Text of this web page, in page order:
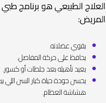
العلاج الطبيعي هو
المريض:
يقوي عضلاته.
يحافظ على حركة المفاصل.
يعيد تأهيله بعد جلطات أو كسور.
يحسن جودة حياة كبار السن اللي
هشاشة العظام.